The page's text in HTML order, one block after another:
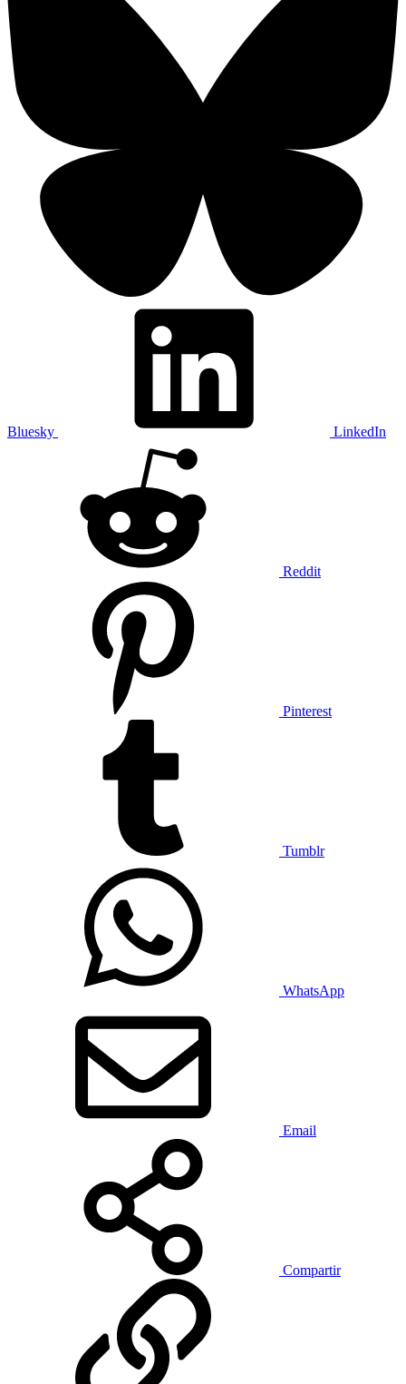
Bluesky LinkedIn
Reddit
Pinterest
Tumblr
WhatsApp
Email
Compartir